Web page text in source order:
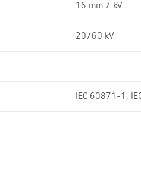
16 mm / kV
20/60 kV
IEC 60871-1,